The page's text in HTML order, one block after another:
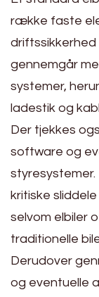
række faste
gennemgår
systemer,
ladestik og
Der tjekkes
software og
kritiske
selvom elbiler
traditionelle
Derudover
og eventuelle